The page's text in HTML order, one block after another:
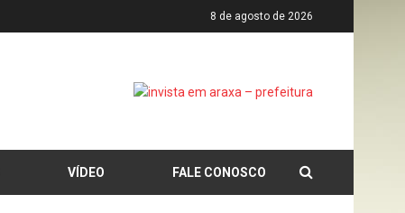
8 de agosto de 2026
VÍDEO FALE CONOSCO